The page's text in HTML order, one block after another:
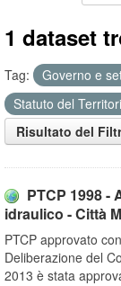
1 dataset
Tag: Governo e
Statuto del
Risultato del
PTCP 1998 -
idraulico - Città
PTCP approvato
Deliberazione del
2013 è stata